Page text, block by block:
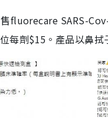
fluorecare SARS-
每劑$15。產品以鼻拭